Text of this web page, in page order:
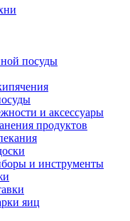
посуды
и аксессуары
продуктов
и инструменты
яиц